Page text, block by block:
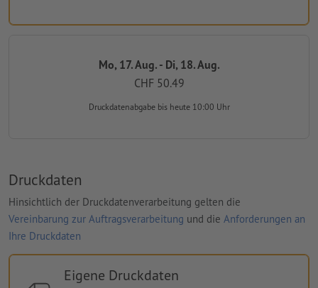
Mo, 17. Aug. - Di, 18. Aug.
CHF 50.49
Druckdatenabgabe bis heute 10:00 Uhr
Druckdaten
Hinsichtlich der Druckdatenverarbeitung gelten die
Vereinbarung zur Auftragsverarbeitung und die Anforderungen an
Ihre Druckdaten
Eigene Druckdaten